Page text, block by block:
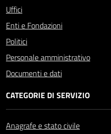
Uffici
Enti e Fondazioni
Politici
Personale amministrativo
Documenti e dati
CATEGORIE DI SERVIZIO
Anagrafe e stato civile